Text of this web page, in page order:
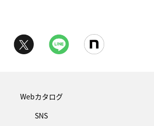
Webカタログ
SNS